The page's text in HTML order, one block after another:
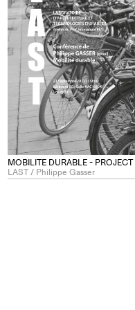
MOBILITE DURABLE - PROJECT
LAST / Philippe Gasser